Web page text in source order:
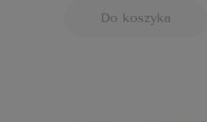
Do koszyka